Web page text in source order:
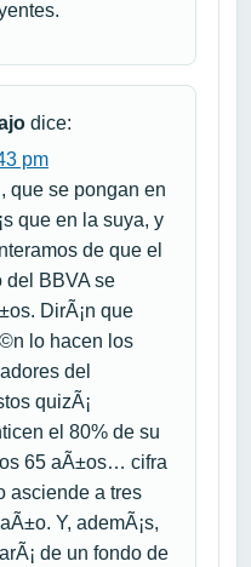
dice:
pm
que se pongan en
que en la suya, y
de que el
del BBVA se
DirÃ¡n que
lo hacen los
del
quizÃ¡
el 80% de su
65 aÃ±os… cifra
asciende a tres
Y, ademÃ¡s,
de un fondo de